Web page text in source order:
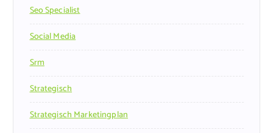
Seo Specialist
Social Media
Srm
Strategisch
Strategisch Marketingplan